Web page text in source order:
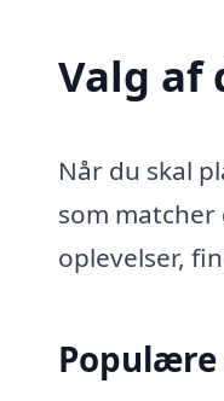
Valg af
Når du skal
som
oplevelser,